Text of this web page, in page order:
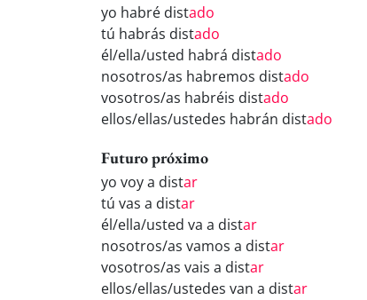
yo habré distado
tú habrás distado
él/ella/usted habrá distado
nosotros/as habremos distado
vosotros/as habréis distado
ellos/ellas/ustedes habrán distado
Futuro próximo
yo voy a distar
tú vas a distar
él/ella/usted va a distar
nosotros/as vamos a distar
vosotros/as vais a distar
ellos/ellas/ustedes van a distar